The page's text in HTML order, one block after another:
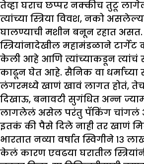
तेव्हा घराच छप्पर नक्कीच तुटू
त्यांच्या स्त्रिया विवश, नको
घालण्याची मशीन बनून रहात
स्त्रियांनादेखील महामंडळाने
केली आहे आणि त्यांच्याकडून त्यांचं
काढून घेत आहे. सैनिक वा
लंगरमध्ये खाणं खावं लागत होतं,
दिखाऊ, बनावटी सुगंधित अन्न
लागलेलं असेल परंतु पॅकिंग चांगलं
इतकं की पैसे दिले नाही तर खाणं
भारतात नव्या वर्षात स्विगीने १३
केलं कारण एवढया घरातील